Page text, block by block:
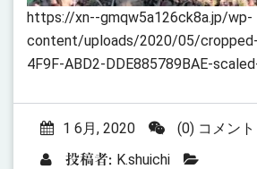
https://xn--gmqw5a126ck8a.jp/wp-
content/uploads/2020/05/cropped-
4F9F-ABD2-DDE885789BAE-
1 6月, 2020 (0) コメント
投稿者: K.shuichi